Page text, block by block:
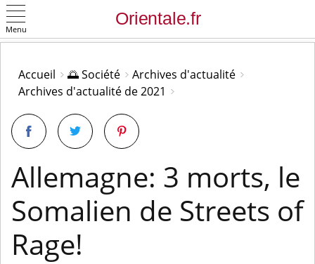
Menu
Accueil 🌅 Société
Archives d'actualité
Archives d'actualité de 2021
Allemagne: 3 morts, le
Somalien de Streets of
Rage!